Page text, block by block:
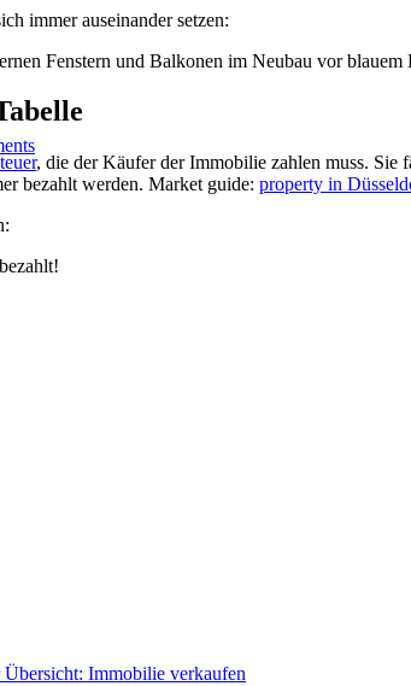
immer auseinander setzen:
, die der Käufer der Immobilie zahlen muss.
bezahlt werden. Market guide: property in
Übersicht: Immobilie verkaufen